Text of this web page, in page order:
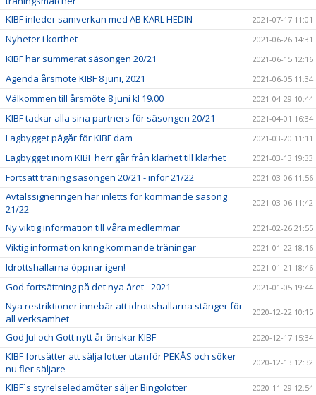
KIBF inleder samverkan med AB KARL HEDIN
2021-07-17 11:01
Nyheter i korthet 2021-06-26 14:31
KIBF har summerat säsongen 20/21 2021-06-15 12:16
Agenda årsmöte KIBF 8 juni, 2021 2021-06-05 11:34
Välkommen till årsmöte 8 juni kl 19.00 2021-04-29 10:44
KIBF tackar alla sina partners för säsongen 20/21 2021-04-01 16:34
Lagbygget pågår för KIBF dam 2021-03-20 11:11
Lagbygget inom KIBF herr går från klarhet till klarhet 2021-03-13 19:33
Fortsatt träning säsongen 20/21 - inför 21/22 2021-03-06 11:56
Avtalssigneringen har inletts för kommande säsong
21/22
2021-03-06 11:42
Ny viktig information till våra medlemmar 2021-02-26 21:55
Viktig information kring kommande träningar 2021-01-22 18:16
Idrottshallarna öppnar igen! 2021-01-21 18:46
God fortsättning på det nya året - 2021 2021-01-05 19:44
Nya restriktioner innebär att idrottshallarna stänger för
all verksamhet
2020-12-22 10:15
God Jul och Gott nytt år önskar KIBF 2020-12-17 15:34
KIBF fortsätter att sälja lotter utanför PEKÅS och söker
nu fler säljare
2020-12-13 12:32
KIBF´s styrelseledamöter säljer Bingolotter 2020-11-29 12:54